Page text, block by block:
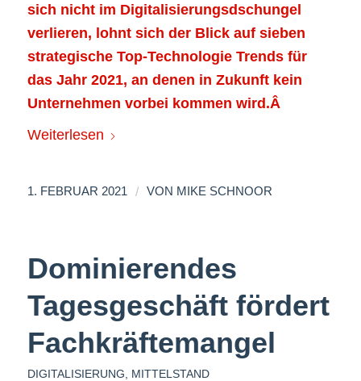
sich nicht im Digitalisierungsdschungel
verlieren, lohnt sich der Blick auf sieben
strategische Top-Technologie Trends für
das Jahr 2021, an denen in Zukunft kein
Unternehmen vorbei kommen wird.Â
Weiterlesen
1. FEBRUAR 2021 / VON MIKE SCHNOOR
Dominierendes
Tagesgeschäft fördert
Fachkräftemangel
DIGITALISIERUNG MITTELSTAND